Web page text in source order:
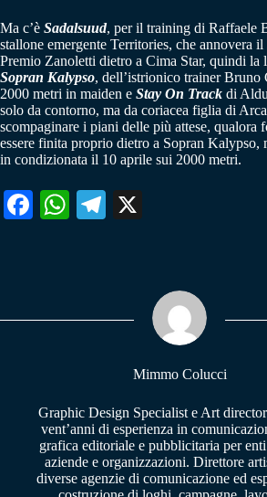
Ma c’è Sadalsuud, per il training di Raffaele
stallone emergente Territories, che annovera
Premio Zanoletti dietro a Cima Star, quindi la
Sopran Kalypso, dell’istrionico trainer Bruno
2000 metri in maiden e Stay On Track di
solo da contorno, ma da coriacea figlia di
scompaginare i piani delle più attese, qualora
essere finita proprio dietro a Sopran Kalypso,
in condizionata il 10 aprile sui 2000 metri.
Fa W
pp
Te
m
Mimmo Colucci
Graphic Design Specialist e Art
vent’anni di esperienza in
grafica editoriale e pubblicitaria per
aziende e organizzazioni. Direttore
diverse agenzie di comunicazione ed